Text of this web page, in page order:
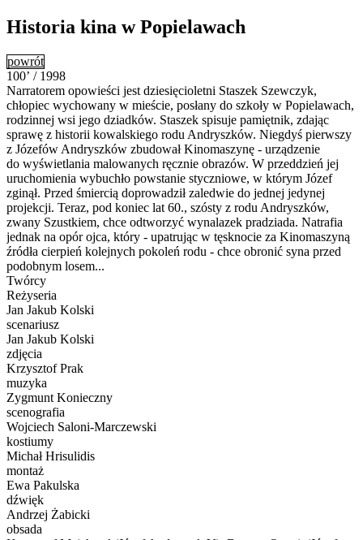
Historia kina w Popielawach
powrót
100’ / 1998
Narratorem opowieści jest dziesięcioletni Staszek Szewczyk,
chłopiec wychowany w mieście, posłany do szkoły w Popielawach,
rodzinnej wsi jego dziadków. Staszek spisuje pamiętnik, zdając
sprawę z historii kowalskiego rodu Andryszków. Niegdyś pierwszy
z Józefów Andryszków zbudował Kinomaszynę - urządzenie
do wyświetlania malowanych ręcznie obrazów. W przeddzień jej
uruchomienia wybuchło powstanie styczniowe, w którym Józef
zginął. Przed śmiercią doprowadził zaledwie do jednej jedynej
projekcji. Teraz, pod koniec lat 60., szósty z rodu Andryszków,
zwany Szustkiem, chce odtworzyć wynalazek pradziada. Natrafia
jednak na opór ojca, który - upatrując w tęsknocie za Kinomaszyną
źródła cierpień kolejnych pokoleń rodu - chce obronić syna przed
podobnym losem...
Twórcy
Reżyseria
Jan Jakub Kolski
scenariusz
Jan Jakub Kolski
zdjęcia
Krzysztof Prak
muzyka
Zygmunt Konieczny
scenografia
Wojciech Saloni-Marczewski
kostiumy
Michał Hrisulidis
montaż
Ewa Pakulska
dźwięk
Andrzej Żabicki
obsada